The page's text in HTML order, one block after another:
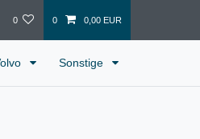
0 0 0,00 EUR
Sonstige